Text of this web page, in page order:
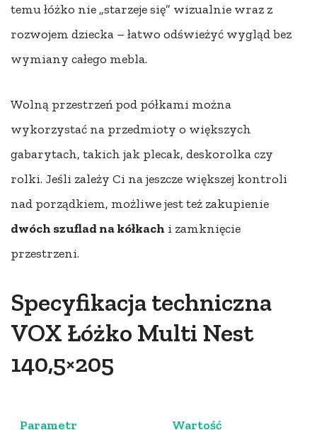
temu łóżko nie „starzeje się” wizualnie wraz z
rozwojem dziecka – łatwo odświeżyć wygląd bez
wymiany całego mebla.
Wolną przestrzeń pod półkami można
wykorzystać na przedmioty o większych
gabarytach, takich jak plecak, deskorolka czy
rolki. Jeśli zależy Ci na jeszcze większej kontroli
nad porządkiem, możliwe jest też zakupienie
dwóch szuflad na kółkach i zamknięcie
przestrzeni.
Specyfikacja techniczna
VOX Łóżko Multi Nest
140,5×205
Parametr Wartość